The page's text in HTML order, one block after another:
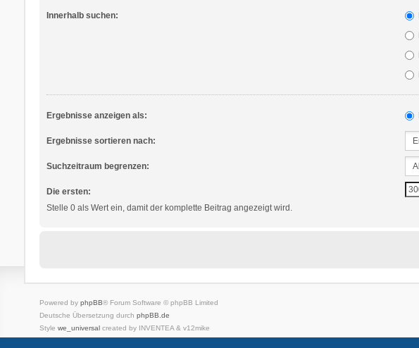
Innerhalb suchen:
Ergebnisse anzeigen als:
Ergebnisse sortieren nach:
Suchzeitraum begrenzen:
Die ersten:
Stelle 0 als Wert ein, damit der komplette Beitrag angezeigt wird.
Powered by phpBB® Forum Software © phpBB Limited
Deutsche Übersetzung durch phpBB.de
Style we_universalcreated by INVENTEA & v12mike